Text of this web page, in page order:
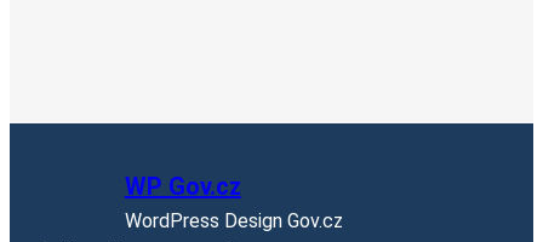
WP Gov.cz
WordPress Design Gov.cz